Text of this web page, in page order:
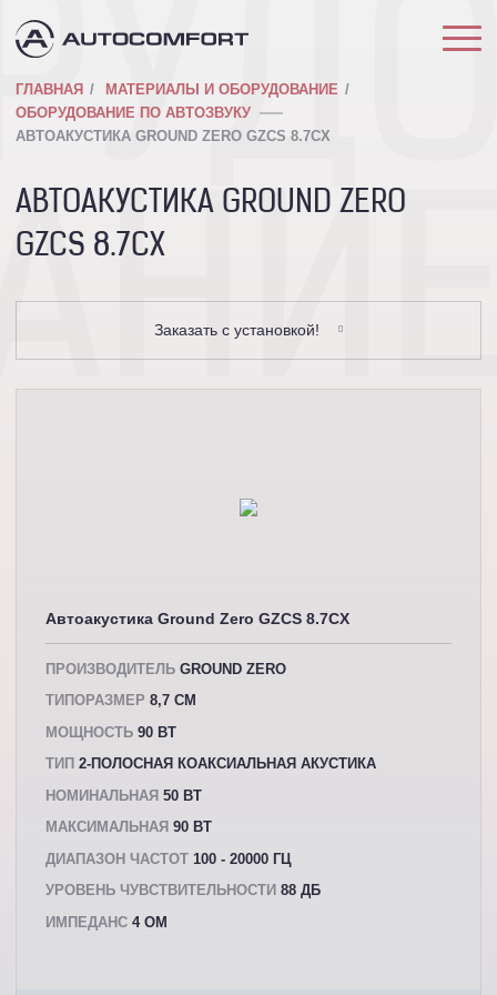
ГЛАВНАЯ
МАТЕРИАЛЫ И ОБОРУДОВАНИЕ
ОБОРУДОВАНИЕ ПО АВТОЗВУКУ
АВТОАКУСТИКА GROUND ZERO GZCS 8.7CX
АВТОАКУСТИКА GROUND ZERO
GZCS 8.7CX
Автоакустика Ground Zero GZCS 8.7CX
ПРОИЗВОДИТЕЛЬ GROUND ZERO
ТИПОРАЗМЕР 8,7 СМ
МОЩНОСТЬ 90 ВТ
ТИП 2-ПОЛОСНАЯ КОАКСИАЛЬНАЯ АКУСТИКА
НОМИНАЛЬНАЯ 50 ВТ
МАКСИМАЛЬНАЯ 90 ВТ
ДИАПАЗОН ЧАСТОТ 100 - 20000 ГЦ
УРОВЕНЬ ЧУВСТВИТЕЛЬНОСТИ 88 ДБ
ИМПЕДАНС 4 ОМ
Заказать с установкой!